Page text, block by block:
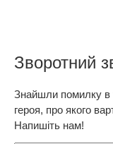
Зворотний
Знайшли помилку в
героя, про якого
Напишіть нам!